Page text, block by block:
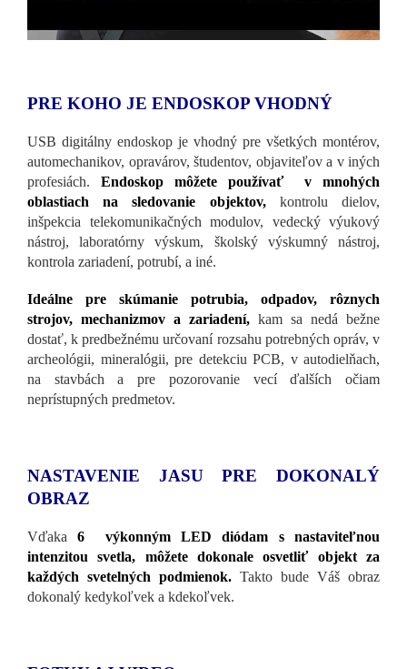
PRE KOHO JE ENDOSKOP VHODNÝ
USB digitálny endoskop je vhodný pre všetkých montérov,
automechanikov, opravárov, študentov, objaviteľov a v iných
profesiách.
Endoskop môžete používať v mnohých
oblastiach na sledovanie objektov,kontrolu dielov,
inšpekcia telekomunikačných modulov, vedecký výukový
nástroj, laboratórny výskum, školský výskumný nástroj,
kontrola zariadení, potrubí, a iné.
Ideálne pre skúmanie potrubia, odpadov, rôznych
strojov, mechanizmov a zariadení, kam sa nedá bežne
dostať, k predbežnému určovaní rozsahu potrebných opráv, v
archeológii, mineralógii, pre detekciu PCB, v autodielňach,
na stavbách a pre pozorovanie vecí ďalších očiam
neprístupných predmetov.
NASTAVENIE JASU PRE DOKONALÝ
OBRAZ
Vďaka6 výkonným LED diódam s nastaviteľnou
intenzitou svetla, môžete dokonale osvetliť objekt za
každých svetelných podmienok. Takto bude Váš obraz
dokonalý kedykoľvek a kdekoľvek.